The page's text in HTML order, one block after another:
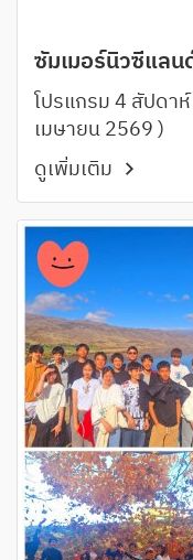
ซัมเมอร์นิวซีแล
โปรแกรม 4 สัปดา
เมษายน 2569 )
ดูเพิ่มเติม